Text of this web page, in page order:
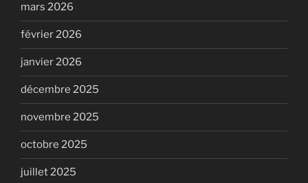
mars 2026
février 2026
janvier 2026
décembre 2025
novembre 2025
octobre 2025
juillet 2025